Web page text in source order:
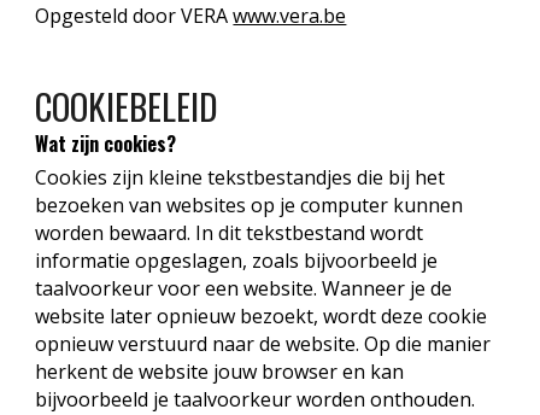
Opgesteld door VERAwww.vera.be
COOKIEBELEID
Wat zijn cookies?
Cookies zijn kleine tekstbestandjes die bij het
bezoeken van websites op je computer kunnen
worden bewaard. In dit tekstbestand wordt
informatie opgeslagen, zoals bijvoorbeeld je
taalvoorkeur voor een website. Wanneer je de
website later opnieuw bezoekt, wordt deze cookie
opnieuw verstuurd naar de website. Op die manier
herkent de website jouw browser en kan
bijvoorbeeld je taalvoorkeur worden onthouden.